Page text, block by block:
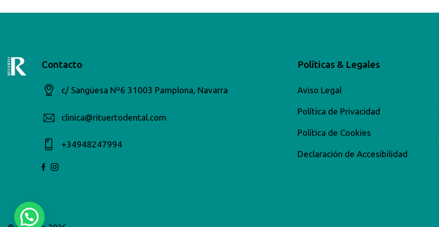
Contacto
c/ Sangüesa Nº6 31003 Pamplona, Navarra
clinica@rituertodental.com
+34948247994​
Políticas & Legales
Aviso Legal
Política de Privacidad
Política de Cookies
Declaración de Accesibilidad